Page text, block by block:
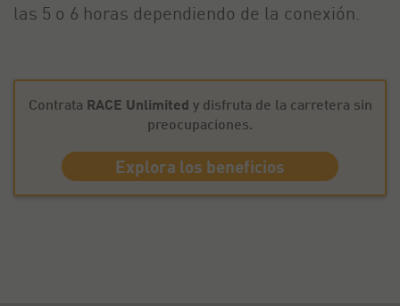
las 5 o 6 horas dependiendo de la conexión.
Contrata RACE Unlimited y disfruta de la carretera sin
preocupaciones.
Explora los beneficios